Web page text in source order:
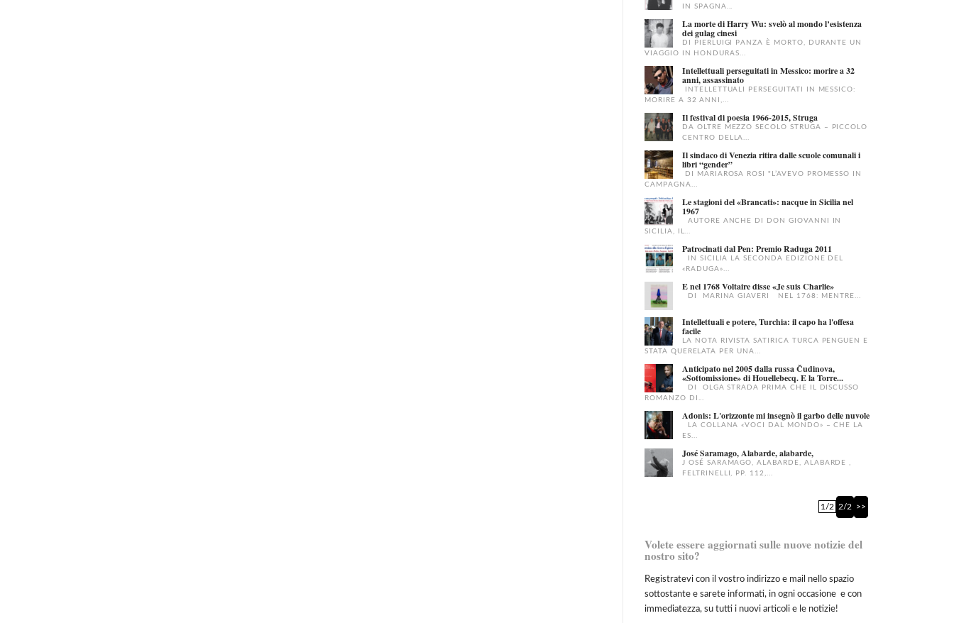
IN SPAGNA...
La morte di Harry Wu: svelò al mondo l’esistenza
dei gulag cinesi
DI PIERLUIGI PANZA È MORTO, DURANTE UN
VIAGGIO IN HONDURAS...
Intellettuali perseguitati in Messico: morire a 32
anni, assassinato
INTELLETTUALI PERSEGUITATI IN MESSICO:
MORIRE A 32 ANNI,...
Il festival di poesia 1966-2015, Struga
DA OLTRE MEZZO SECOLO STRUGA – PICCOLO
CENTRO DELLA...
Il sindaco di Venezia ritira dalle scuole comunali i
libri “gender”
DI MARIAROSA ROSI "L’AVEVO PROMESSO IN
CAMPAGNA...
Le stagioni del «Brancati»: nacque in Sicilia nel
1967
AUTORE ANCHE DI DON GIOVANNI IN
SICILIA, IL...
Patrocinati dal Pen: Premio Raduga 2011
IN SICILIA LA SECONDA EDIZIONE DEL
«RADUGA»...
E nel 1768 Voltaire disse «Je suis Charlie»
DI MARINA GIAVERI NEL 1768: MENTRE...
Intellettuali e potere, Turchia: il capo ha l'offesa
facile
LA NOTA RIVISTA SATIRICA TURCA PENGUEN E
STATA QUERELATA PER UNA...
Anticipato nel 2005 dalla russa Čudinova,
«Sottomissione» di Houellebecq. E la Torre...
DI OLGA STRADA PRIMA CHE IL DISCUSSO
ROMANZO DI...
Adonis: L'orizzonte mi insegnò il garbo delle nuvole
LA COLLANA «VOCI DAL MONDO» – CHE LA
ES...
José Saramago, Alabarde, alabarde,
J OSÉ SARAMAGO, ALABARDE, ALABARDE ,
FELTRINELLI, PP. 112,...
1/2 2/2 >>
Volete essere aggiornati sulle nuove notizie del
nostro sito?
Registratevi con il vostro indirizzo e mail nello spazio
sottostante e sarete informati, in ogni occasione e con
immediatezza, su tutti i nuovi articoli e le notizie!